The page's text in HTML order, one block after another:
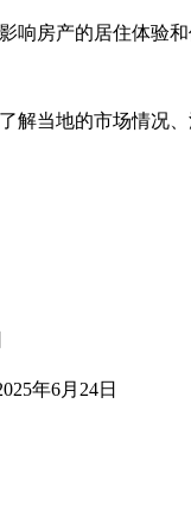
响房产的居住体验和
当地的市场情况
年6月24日